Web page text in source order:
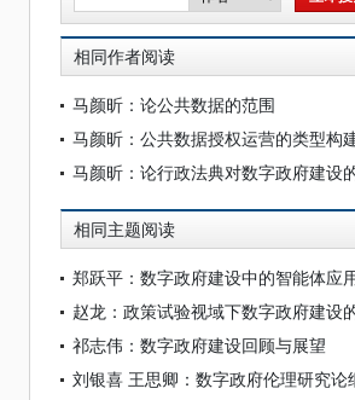
相同作者阅读
马颜昕：论公共数据的范围
相同主题阅读
祁志伟：数字政府建设回顾与展望
刘银喜 王思卿：数字政府伦理研究论